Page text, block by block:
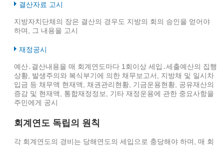
결산자료 고시
지방자치단체의 장은 결산의 경우도 지방의 회의 승인을 얻어야
하며, 그 내용을 고시
재정공시
예산․결산내용을 매 회계연도마다 1회이상 세입․세출예산의 집행
상황, 발생주의와 복식부기에 의한 채무보고서, 지방채 및 일시차
입금 등 채무액 현재액, 채권관리현황, 기금운용현황, 공유재산의
증감 및 현재액, 통합재정정보, 기타 재정운용에 관한 중요사항을
주민에게 공시
회계연도 독립의 원칙
각 회계연도의 경비는 당해연도의 세입으로 충당해야 하며, 매 회